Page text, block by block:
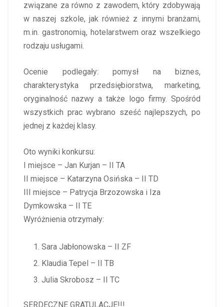
związane za równo z zawodem, który zdobywają
w naszej szkole, jak również z innymi branżami,
m.in. gastronomią, hotelarstwem oraz wszelkiego
rodzaju usługami.
Ocenie podlegały: pomysł na biznes,
charakterystyka przedsiębiorstwa, marketing,
oryginalność nazwy a także logo firmy. Spośród
wszystkich prac wybrano sześć najlepszych, po
jednej z każdej klasy.
Oto wyniki konkursu:
I miejsce – Jan Kurjan – II TA
II miejsce – Katarzyna Osińska – II TD
III miejsce – Patrycja Brzozowska i Iza
Dymkowska – II TE
Wyróżnienia otrzymały:
Sara Jabłonowska – II ZF
Klaudia Tepel – II TB
Julia Skrobosz – II TC
SERDECZNE GRATULACJE!!!